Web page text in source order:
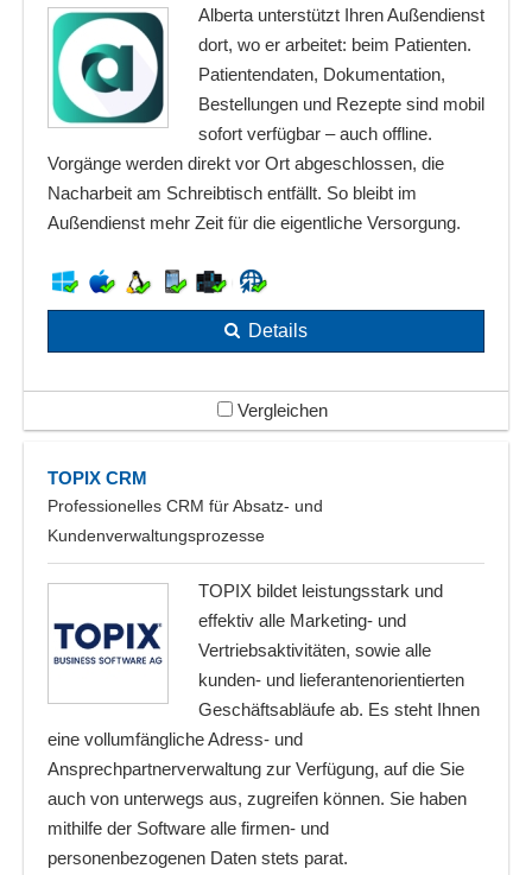
Alberta unterstützt Ihren Außendienst
dort, wo er arbeitet: beim Patienten.
Patientendaten, Dokumentation,
Bestellungen und Rezepte sind mobil
sofort verfügbar – auch offline.
Vorgänge werden direkt vor Ort abgeschlossen, die
Nacharbeit am Schreibtisch entfällt. So bleibt im
Außendienst mehr Zeit für die eigentliche Versorgung.
Details
Vergleichen
TOPIX CRM
Professionelles CRM für Absatz- und
Kundenverwaltungsprozesse
TOPIX bildet leistungsstark und
effektiv alle Marketing- und
Vertriebsaktivitäten, sowie alle
kunden- und lieferantenorientierten
Geschäftsabläufe ab. Es steht Ihnen
eine vollumfängliche Adress- und
Ansprechpartnerverwaltung zur Verfügung, auf die Sie
auch von unterwegs aus, zugreifen können. Sie haben
mithilfe der Software alle firmen- und
personenbezogenen Daten stets parat.